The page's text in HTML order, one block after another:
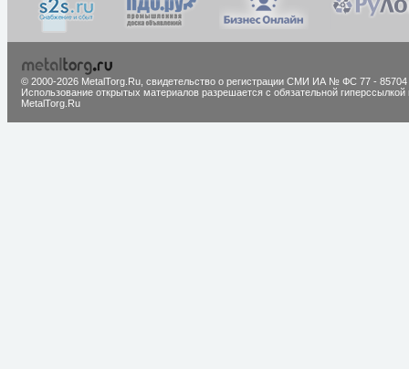
© 2000-2026 MetalTorg.Ru, cвидетельство о регистрации СМИ ИА № ФС 77 - 85704
Использование открытых материалов разрешается с обязательной гиперссылкой
MetalTorg.Ru